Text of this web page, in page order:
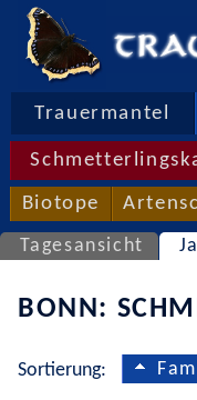
Trauermantel
Biotope
Tagesansicht
BONN:
Sortierung: